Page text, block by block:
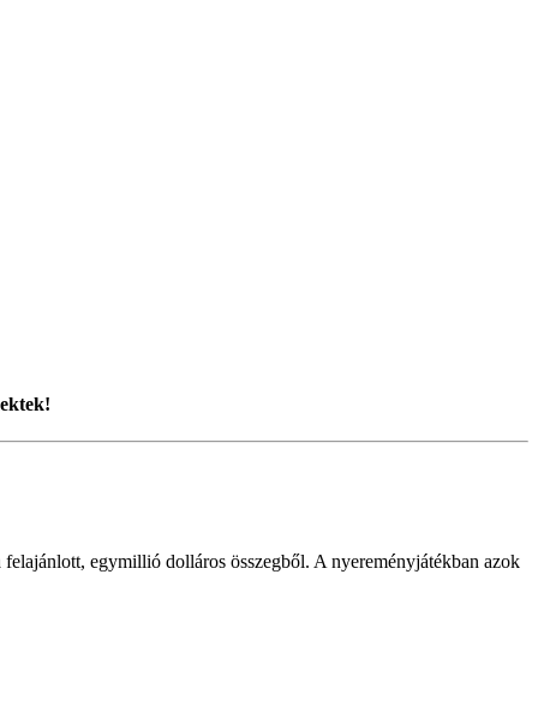
egymillió dolláros összegből. A nyereményjátékban azok